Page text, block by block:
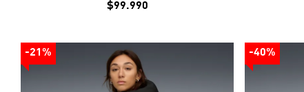
$99.990
-21% -40%